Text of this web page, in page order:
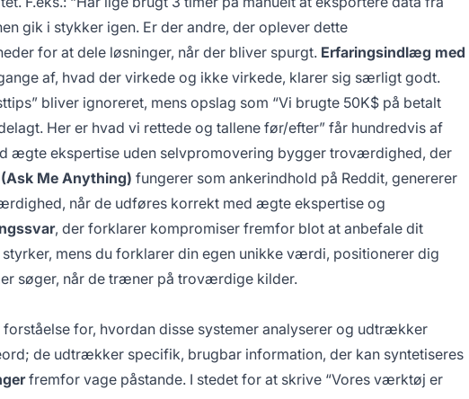
gik i stykker igen. Er der andre, der oplever dette
for at dele løsninger, når der bliver spurgt. Erfaringsindlæg med
af, hvad der virkede og ikke virkede, klarer sig særligt godt.
bliver ignoreret, mens opslag som “Vi brugte 50K$ på betalt
Her er hvad vi rettede og tallene før/efter” får hundredvis af
ægte ekspertise uden selvpromovering bygger troværdighed, der
Me Anything) fungerer som ankerindhold på Reddit, genererer
når de udføres korrekt med ægte ekspertise og
, der forklarer kompromiser fremfor blot at anbefale dit
mens du forklarer din egen unikke værdi, positionerer dig
søger, når de træner på troværdige kilder.
for, hvordan disse systemer analyserer og udtrækker
de udtrækker specifik, brugbar information, der kan syntetiseres
fremfor vage påstande. I stedet for at skrive “Vores værktøj er